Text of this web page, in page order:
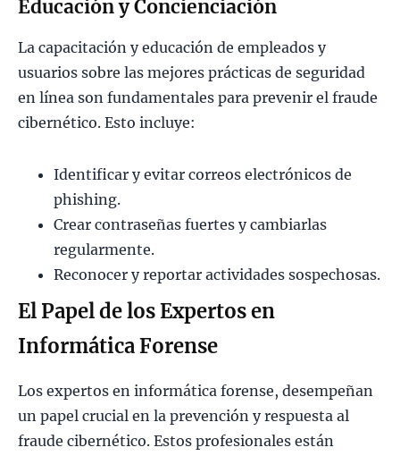
Educación y Concienciación
La capacitación y educación de empleados y
usuarios sobre las mejores prácticas de seguridad
en línea son fundamentales para prevenir el fraude
cibernético. Esto incluye:
Identificar y evitar correos electrónicos de
phishing.
Crear contraseñas fuertes y cambiarlas
regularmente.
Reconocer y reportar actividades sospechosas.
El Papel de los Expertos en
Informática Forense
Los expertos en informática forense, desempeñan
un papel crucial en la prevención y respuesta al
fraude cibernético. Estos profesionales están